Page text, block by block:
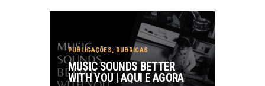
PUBLICAÇÕES, RUBRICAS
MUSIC SOUNDS BETTER
WITH YOU | AQUI E AGORA